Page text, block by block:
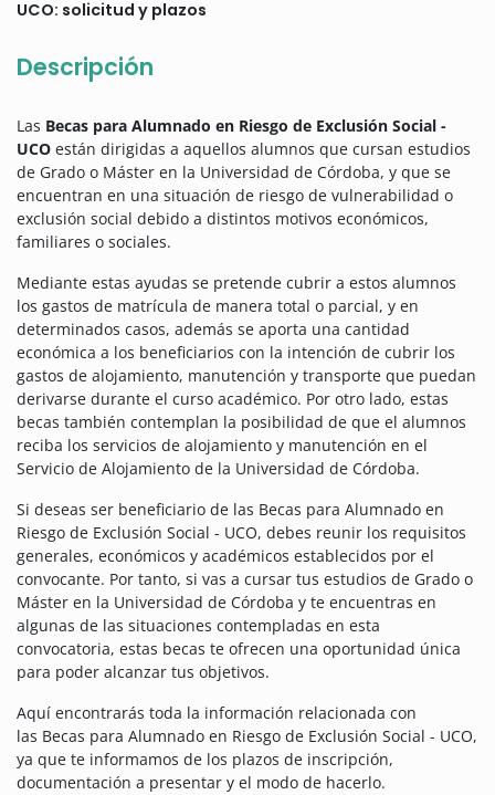
UCO: solicitud y plazos
Descripción
Las Becas para Alumnado en Riesgo de Exclusión Social -
UCO están dirigidas a aquellos alumnos que cursan estudios
de Grado o Máster en la Universidad de Córdoba, y que se
encuentran en una situación de riesgo de vulnerabilidad o
exclusión social debido a distintos motivos económicos,
familiares o sociales.
Mediante estas ayudas se pretende cubrir a estos alumnos
los gastos de matrícula de manera total o parcial, y en
determinados casos, además se aporta una cantidad
económica a los beneficiarios con la intención de cubrir los
gastos de alojamiento, manutención y transporte que puedan
derivarse durante el curso académico. Por otro lado, estas
becas también contemplan la posibilidad de que el alumnos
reciba los servicios de alojamiento y manutención en el
Servicio de Alojamiento de la Universidad de Córdoba.
Si deseas ser beneficiario de las Becas para Alumnado en
Riesgo de Exclusión Social - UCO, debes reunir los requisitos
generales, económicos y académicos establecidos por el
convocante. Por tanto, si vas a cursar tus estudios de Grado o
Máster en la Universidad de Córdoba y te encuentras en
algunas de las situaciones contempladas en esta
convocatoria, estas becas te ofrecen una oportunidad única
para poder alcanzar tus objetivos.
Aquí encontrarás toda la información relacionada con
las Becas para Alumnado en Riesgo de Exclusión Social - UCO,
ya que te informamos de los plazos de inscripción,
documentación a presentar y el modo de hacerlo.